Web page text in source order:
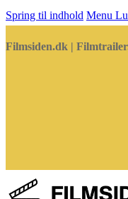
Spring til indhold Menu
Filmsiden.dk |